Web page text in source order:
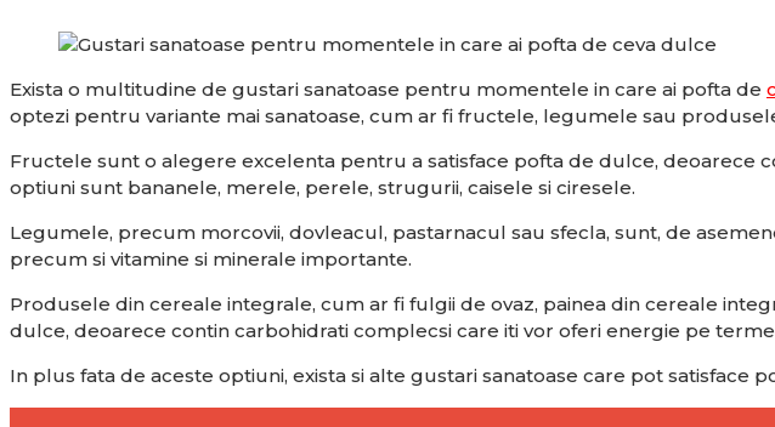
Exista o multitudine de gustari sanatoase pentru momentele in care ai pofta de
optezi pentru variante mai sanatoase, cum ar fi fructele, legumele sau
Fructele sunt o alegere excelenta pentru a satisface pofta de dulce, deoarece
optiuni sunt bananele, merele, perele, strugurii, caisele si ciresele.
Legumele, precum morcovii, dovleacul, pastarnacul sau sfecla, sunt, de
precum si vitamine si minerale importante.
Produsele din cereale integrale, cum ar fi fulgii de ovaz, painea din cereale
dulce, deoarece contin carbohidrati complecsi care iti vor oferi energie pe
In plus fata de aceste optiuni, exista si alte gustari sanatoase care pot